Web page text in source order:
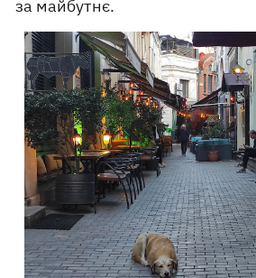
за майбутнє.